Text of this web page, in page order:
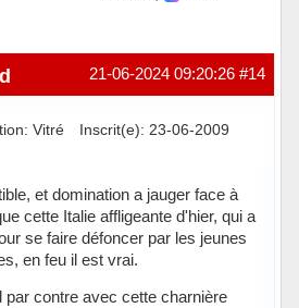
#14
21-06-2024 09:20:26
Vitré
Inscrit(e): 23-06-2009
et domination a jauger face à
cette Italie affligeante d'hier, qui a
se faire défoncer par les jeunes
en feu il est vrai.
par contre avec cette charnière